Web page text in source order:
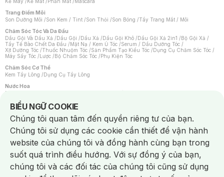
Trang Điểm Môi
Son Dưỡng Môi /Son Kem / Tint /Son Thỏi /Son Bóng /Tẩy Trang Mắt / Môi
Chăm Sóc Tóc Và Da Đầu
Dầu Gội Và Dầu Xả /Dầu Gội /Dầu Xả /Dầu Gội Khô /Dầu Gội Xả 2in1 /Bộ Gội Xả /
Tẩy Tế Bào Chết Da Đầu /Mặt Nạ / Kem Ủ Tóc /Serum / Dầu Dưỡng Tóc /
Xịt Dưỡng Tóc /Thuốc Nhuộm Tóc /Sản Phẩm Tạo Kiểu Tóc /Dụng Cụ Chăm Sóc Tóc /
Máy Sấy Tóc /Lược /Bộ Chăm Sóc Tóc /Phụ Kiện Tóc
Chăm Sóc Cơ Thể
Kem Tẩy Lông /Dụng Cụ Tẩy Lông
Nước Hoa
Nước Hoa Nữ
Chăm Sóc Cá Nhân
Chống Muỗi /Khẩu Trang /Máy Massage/Mặt Nạ Xông Hơi /Nước Rửa Tay/
Sản Phẩm Chăm Sóc Khác /Bàn Chải Đánh Răng /Bàn Chải Điện/
Hỗ Trợ Trắng Răng/Kem Đánh Răng /Máy Tăm Nước/ Nước Súc Miệng/
Tăm / Chỉ Nha Khoa/ Xịt Thơm Miệng / Dung Dịch Vệ Sinh/Dưỡng Vùng Kín/
Khăn Ướt Vệ Sinh Vùng Kín/Băng Vệ Sinh/Tampon/Bọt Cạo Râu /Dao Cạo Râu/
Máy Cạo Râu
Vấn Đề Về Da
Da Dầu / Lỗ Chân Lông To/ Da Khô / Mất Nước/ Da Lão Hóa/ Da Mụn/
Da Nhạy Cảm / Kích Ứng
Da Xỉn Màu Thâm / Nám / Tàn Nhang
BIỂU NGỮ COOKIE
Notice about cookies usage
Chúng tôi quan tâm đến quyền riêng tư của bạn.
Chúng tôi sử dụng các cookie cần thiết để vận hành
website của chúng tôi và đồng hành cùng bạn trong
suốt quá trình điều hướng. Với sự đồng ý của bạn,
chúng tôi và các đối tác của chúng tôi cũng sử dụng